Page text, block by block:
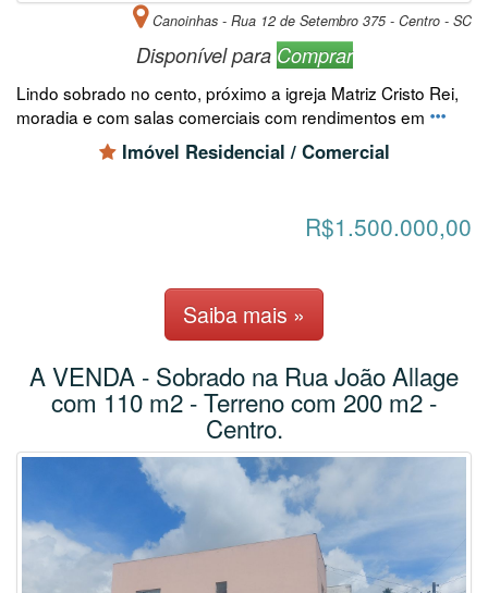
Canoinhas - Rua 12 de Setembro 375 - Centro - SC
Disponível para Comprar
Lindo sobrado no cento, próximo a igreja Matriz Cristo Rei,
moradia e com salas comerciais com rendimentos em
Imóvel Residencial / Comercial
R$1.500.000,00
Saiba mais »
A VENDA - Sobrado na Rua João Allage
com 110 m2 - Terreno com 200 m2 -
Centro.